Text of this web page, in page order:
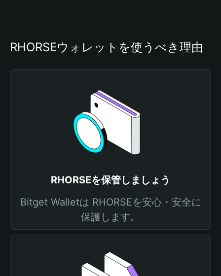
RHORSEウォレットを使うべき理由
RHORSEを保管しましょう
Bitget Walletは RHORSEを安心・安全に
保護します。